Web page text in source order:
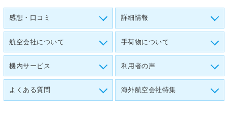
感想・口コミ 詳細情報
航空会社について 手荷物について
機内サービス 利用者の声
よくある質問 海外航空会社特集